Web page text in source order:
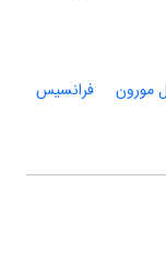
مورون
فرانسیس